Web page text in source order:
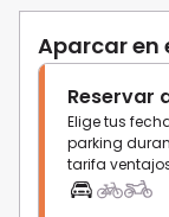
Aparcar en
Reservar
Elige tus
parking
tarifa